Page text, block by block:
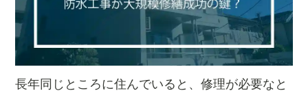
長年同じところに住んでいると、修理が必要なと